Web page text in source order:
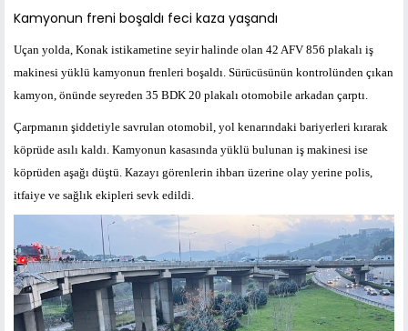
Kamyonun freni boşaldı feci kaza yaşandı
Uçan yolda, Konak istikametine seyir halinde olan 42 AFV 856 plakalı iş
makinesi yüklü kamyonun frenleri boşaldı. Sürücüsünün kontrolünden çıkan
kamyon, önünde seyreden 35 BDK 20 plakalı otomobile arkadan çarptı.
Çarpmanın şiddetiyle savrulan otomobil, yol kenarındaki bariyerleri kırarak
köprüde asılı kaldı. Kamyonun kasasında yüklü bulunan iş makinesi ise
köprüden aşağı düştü. Kazayı görenlerin ihbarı üzerine olay yerine polis,
itfaiye ve sağlık ekipleri sevk edildi.